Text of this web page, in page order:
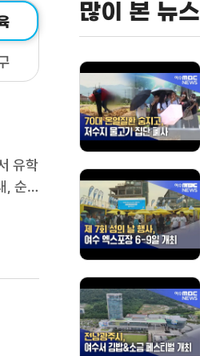
유학
, 순
해
많이 본 뉴스